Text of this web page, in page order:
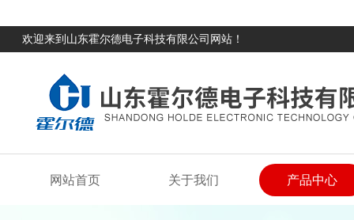
欢迎来到山东霍尔德电子科技有限公司网站！
网站首页 关于我们 产品中心